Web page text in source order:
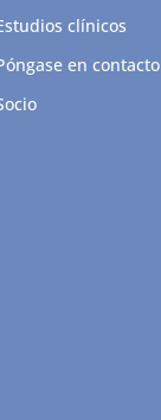
clínicos
en